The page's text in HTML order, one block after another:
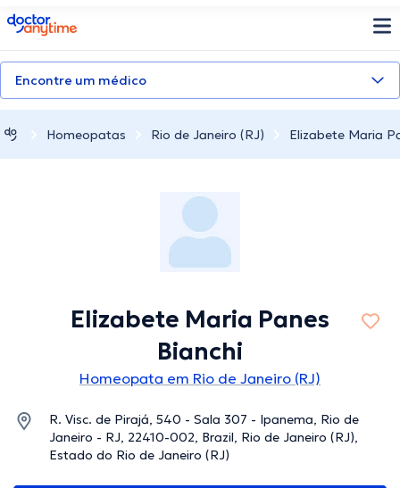
doctoranytime
Encontre um médico
Homeopatas Rio de Janeiro (RJ) Elizabete Maria
Elizabete Maria Panes
Bianchi
Homeopata em Rio de Janeiro (RJ)
R. Visc. de Pirajá, 540 - Sala 307 - Ipanema, Rio de
Janeiro - RJ, 22410-002, Brazil, Rio de Janeiro (RJ),
Estado do Rio de Janeiro (RJ)